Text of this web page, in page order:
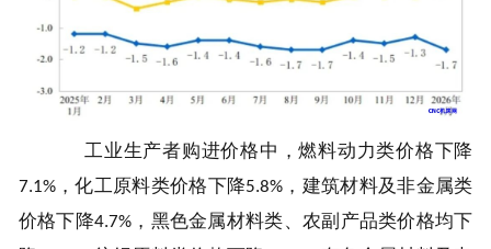
工业生产者购进价格中，燃料动力类价格下降
7.1%，化工原料类价格下降5.8% ，建筑材料及非金属类
价格下降4.7%，黑色金属材料类、农副产品类价格均下